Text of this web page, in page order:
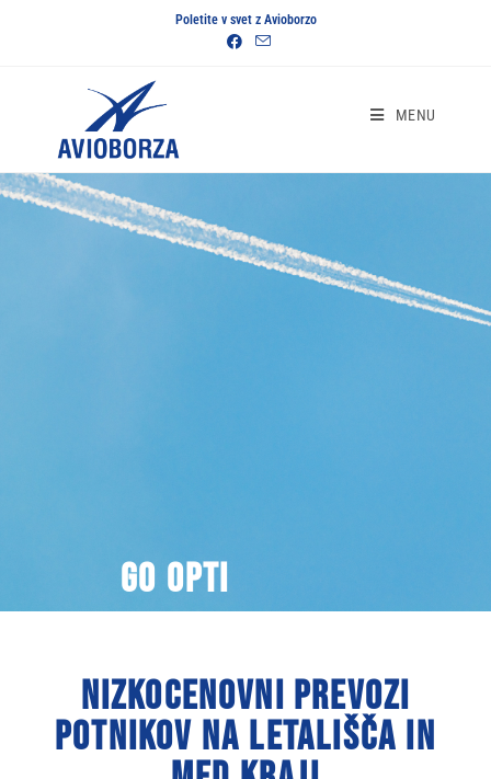
Poletite v svet z Avioborzo
MENU
Go Opti
Nizkocenovni prevozi
potnikov na letališča in